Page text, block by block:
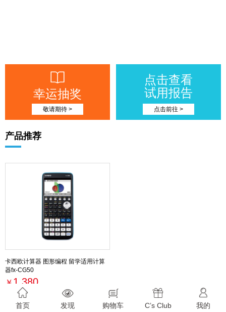
幸运抽奖
敬请期待 >
点击查看
试用报告
点击前往 >
产品推荐
卡西欧计算器 图形编程 留学适用计算
器fx-CG50
￥ 1,380
最新活动
首页 发现 购物车 C’s Club 我的